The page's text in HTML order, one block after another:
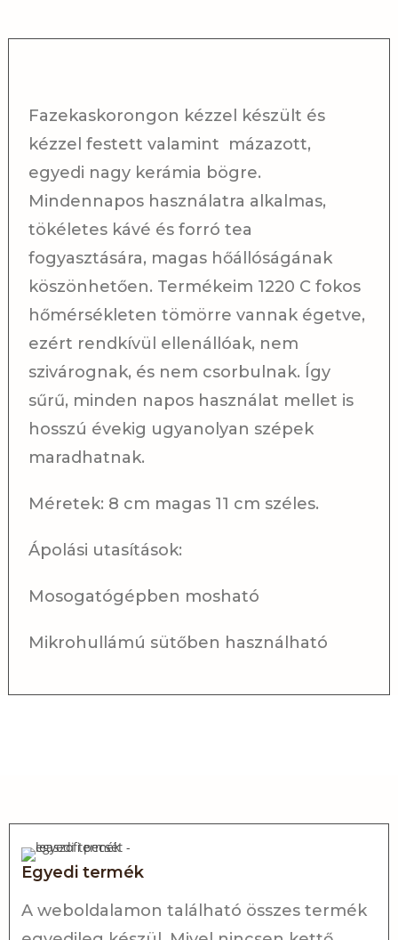
Fazekaskorongon kézzel készült és
kézzel festett valamint mázazott,
egyedi nagy kerámia bögre.
Mindennapos használatra alkalmas,
tökéletes kávé és forró tea
fogyasztására, magas hőállóságának
köszönhetően. Termékeim 1220 C fokos
hőmérsékleten tömörre vannak égetve,
ezért rendkívül ellenállóak, nem
szivárognak, és nem csorbulnak. Így
sűrű, minden napos használat mellet is
hosszú évekig ugyanolyan szépek
maradhatnak.
Méretek: 8 cm magas 11 cm széles.
Ápolási utasítások:
Mosogatógépben mosható
Mikrohullámú sütőben használható
Egyedi termék
A weboldalamon található összes termék